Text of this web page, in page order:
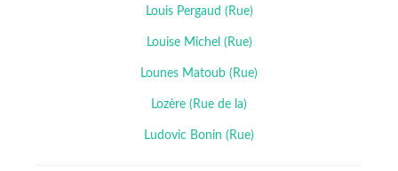
Louis Pergaud (Rue)
Louise Michel (Rue)
Lounes Matoub (Rue)
Lozère (Rue de la)
Ludovic Bonin (Rue)